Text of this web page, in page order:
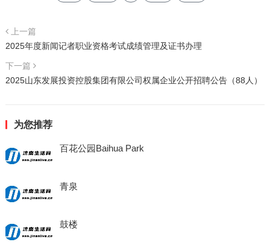
上一篇
2025年度新闻记者职业资格考试成绩管理及证书办理
下一篇
2025山东发展投资控股集团有限公司权属企业公开招聘公告（88人）
为您推荐
百花公园Baihua Park
青泉
鼓楼